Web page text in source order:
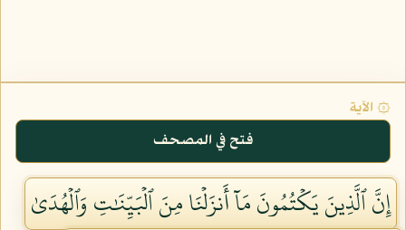
۞ الآية
فتح في المصحف
إِنَّ ٱلَّذِينَ يَكۡتُمُونَ مَآ أَنزَلۡنَا مِنَ ٱلۡبَيِّنَٰتِ وَٱلۡهُدَىٰ